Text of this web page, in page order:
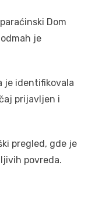
Dom
je
je identifikovala
prijavljen i
pregled, gde je
povreda.